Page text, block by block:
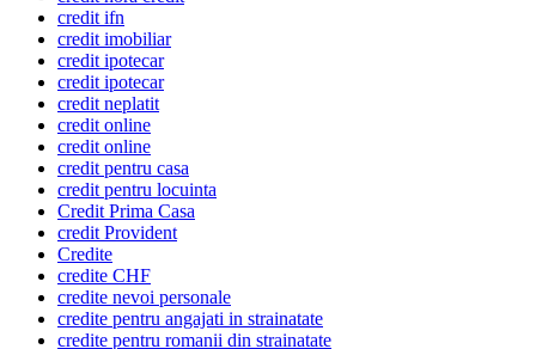
credit ifn
credit imobiliar
credit ipotecar
credit ipotecar
credit neplatit
credit online
credit online
credit pentru casa
credit pentru locuinta
Credit Prima Casa
credit Provident
Credite
credite CHF
credite nevoi personale
credite pentru angajati in strainatate
credite pentru romanii din strainatate